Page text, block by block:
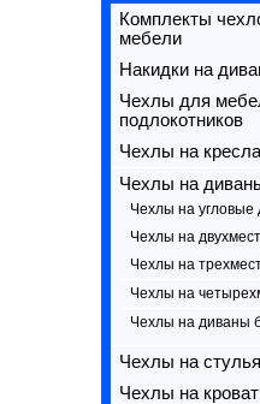
Комплекты
мебели
Накидки на
Чехлы для
подлокотников
Чехлы на кресла
Чехлы на
Чехлы на угловые
Чехлы на
Чехлы на
Чехлы на
Чехлы на диваны
Чехлы на стулья
Чехлы на